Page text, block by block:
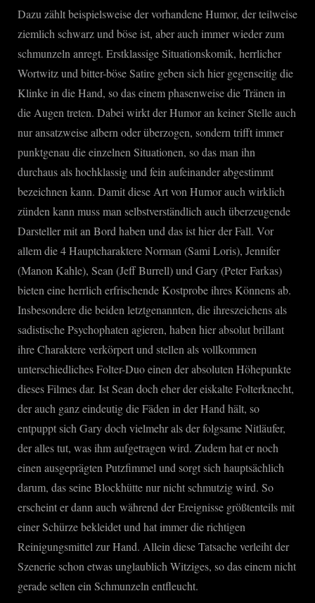
Dazu zählt beispielsweise der vorhandene Humor, der teilweise
ziemlich schwarz und böse ist, aber auch immer wieder zum
schmunzeln anregt. Erstklassige Situationskomik, herrlicher
Wortwitz und bitter-böse Satire geben sich hier gegenseitig die
Klinke in die Hand, so das einem phasenweise die Tränen in
die Augen treten. Dabei wirkt der Humor an keiner Stelle auch
nur ansatzweise albern oder überzogen, sondern trifft immer
punktgenau die einzelnen Situationen, so das man ihn
durchaus als hochklassig und fein aufeinander abgestimmt
bezeichnen kann. Damit diese Art von Humor auch wirklich
zünden kann muss man selbstverständlich auch überzeugende
Darsteller mit an Bord haben und das ist hier der Fall. Vor
allem die 4 Hauptcharaktere Norman (Sami Loris), Jennifer
(Manon Kahle), Sean (Jeff Burrell) und Gary (Peter Farkas)
bieten eine herrlich erfrischende Kostprobe ihres Könnens ab.
Insbesondere die beiden letztgenannten, die ihreszeichens als
sadistische Psychophaten agieren, haben hier absolut brillant
ihre Charaktere verkörpert und stellen als vollkommen
unterschiedliches Folter-Duo einen der absoluten Höhepunkte
dieses Filmes dar. Ist Sean doch eher der eiskalte Folterknecht,
der auch ganz eindeutig die Fäden in der Hand hält, so
entpuppt sich Gary doch vielmehr als der folgsame Nitläufer,
der alles tut, was ihm aufgetragen wird. Zudem hat er noch
einen ausgeprägten Putzfimmel und sorgt sich hauptsächlich
darum, das seine Blockhütte nur nicht schmutzig wird. So
erscheint er dann auch während der Ereignisse größtenteils mit
einer Schürze bekleidet und hat immer die richtigen
Reinigungsmittel zur Hand. Allein diese Tatsache verleiht der
Szenerie schon etwas unglaublich Witziges, so das einem nicht
gerade selten ein Schmunzeln entfleucht.